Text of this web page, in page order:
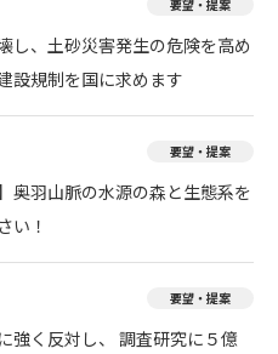
要望・提案
し、土砂災害発生の危険を高め
設規制を国に求めます
要望・提案
奥羽山脈の水源の森と生態系を
い！
要望・提案
強く反対し、 調査研究に５億